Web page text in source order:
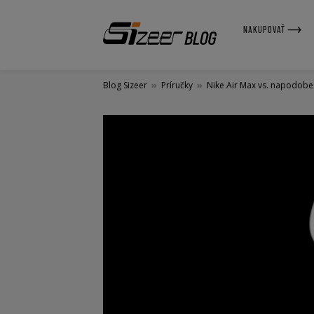
NAKUPOVAŤ
Blog Sizeer » Príručky » Nike Air Max vs.